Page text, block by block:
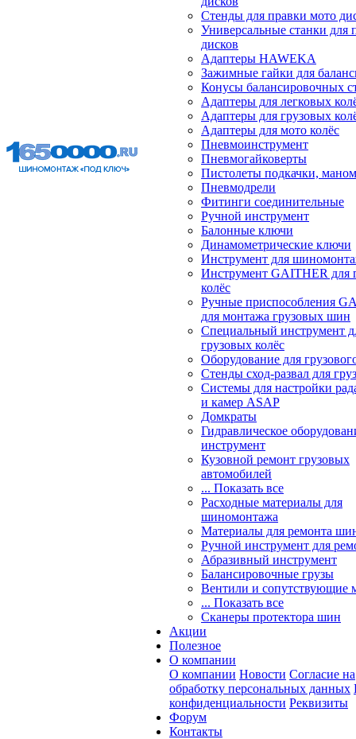
Стенды для правки мото
Универсальные станки для
дисков
Адаптеры HAWEKA
Зажимные гайки для
Конусы балансировочных
Адаптеры для легковых
Адаптеры для грузовых
Адаптеры для мото колёс
Пневмоинструмент
Пневмогайковерты
Пистолеты подкачки,
Пневмодрели
Фитинги соединительные
Ручной инструмент
Балонные ключи
Динамометрические ключи
Инструмент для
Инструмент GAITHER для
колёс
Ручные приспособления
для монтажа грузовых шин
Специальный инструмент
грузовых колёс
Оборудование для
Стенды сход-развал для
Системы для настройки
и камер ASAP
Домкраты
Гидравлическое
инструмент
Кузовной ремонт грузовых
автомобилей
... Показать все
Расходные материалы для
шиномонтажа
Материалы для ремонта
Ручной инструмент для
Абразивный инструмент
Балансировочные грузы
Вентили и сопутствующие
... Показать все
Сканеры протектора шин
Акции
Полезное
О компании
О компании Новости Согласие на
обработку персональных данных
конфиденциальности Реквизиты
Форум
Контакты